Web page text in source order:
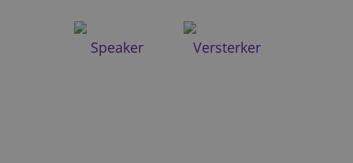
Speaker Versterker